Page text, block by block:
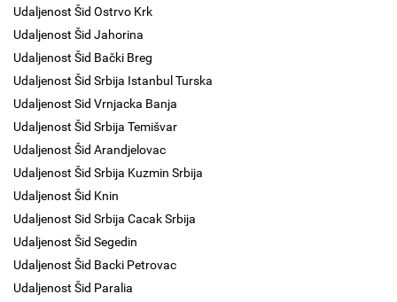
Udaljenost Šid Ostrvo Krk
Udaljenost Šid Jahorina
Udaljenost Šid Bački Breg
Udaljenost Šid Srbija Istanbul Turska
Udaljenost Sid Vrnjacka Banja
Udaljenost Šid Srbija Temišvar
Udaljenost Šid Arandjelovac
Udaljenost Šid Srbija Kuzmin Srbija
Udaljenost Šid Knin
Udaljenost Sid Srbija Cacak Srbija
Udaljenost Šid Segedin
Udaljenost Šid Backi Petrovac
Udaljenost Šid Paralia